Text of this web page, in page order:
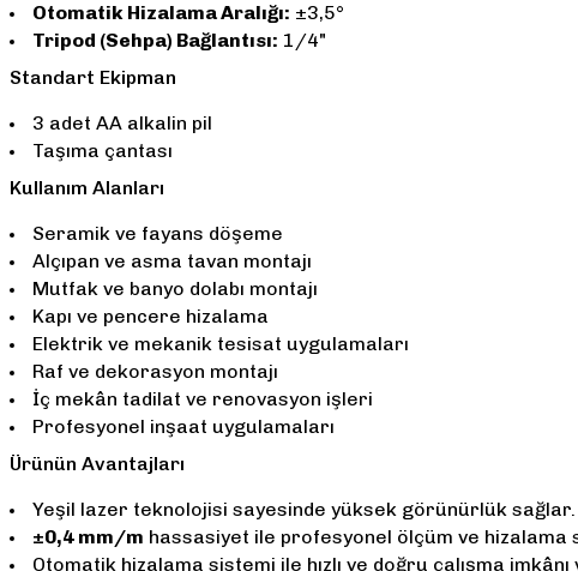
Otomatik Hizalama Aralığı: ±3,5°
Tripod (Sehpa) Bağlantısı: 1/4"
Standart Ekipman
3 adet AA alkalin pil
Taşıma çantası
Kullanım Alanları
Seramik ve fayans döşeme
Alçıpan ve asma tavan montajı
Mutfak ve banyo dolabı montajı
Kapı ve pencere hizalama
Elektrik ve mekanik tesisat uygulamaları
Raf ve dekorasyon montajı
İç mekân tadilat ve renovasyon işleri
Profesyonel inşaat uygulamaları
Ürünün Avantajları
Yeşil lazer teknolojisi sayesinde yüksek görünürlük sağlar.
±0,4 mm/m hassasiyet ile profesyonel ölçüm ve hizalama
Otomatik hizalama sistemi ile hızlı ve doğru çalışma imkânı